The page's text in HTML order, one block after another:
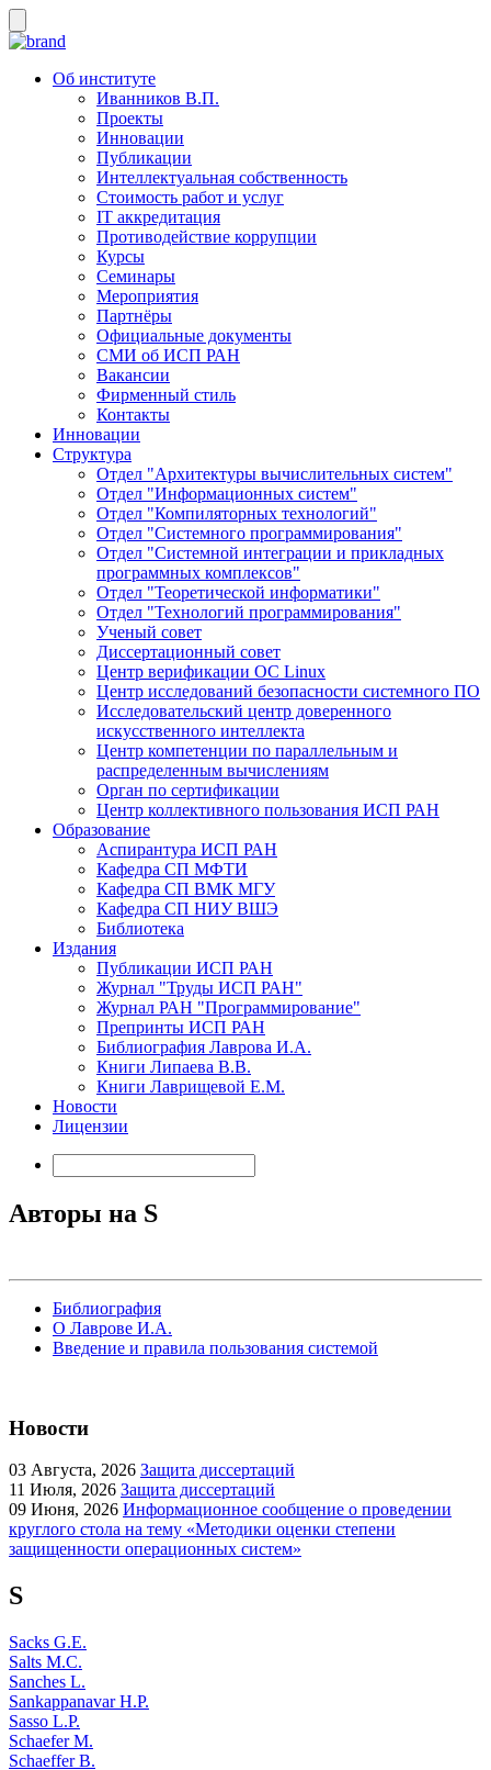
Об институте
Иванников В.П.
Проекты
Инновации
Публикации
Интеллектуальная собственность
Стоимость работ и услуг
IT аккредитация
Противодействие коррупции
Курсы
Семинары
Мероприятия
Партнёры
Официальные документы
СМИ об ИСП РАН
Вакансии
Фирменный стиль
Контакты
Инновации
Структура
Отдел "Архитектуры вычислительных систем"
Отдел "Информационных систем"
Отдел "Компиляторных технологий"
Отдел "Системного программирования"
Отдел "Системной интеграции и прикладных
программных комплексов"
Отдел "Теоретической информатики"
Отдел "Технологий программирования"
Ученый совет
Диссертационный совет
Центр верификации ОС Linux
Центр исследований безопасности системного ПО
Исследовательский центр доверенного
искусственного интеллекта
Центр компетенции по параллельным и
распределенным вычислениям
Орган по сертификации
Центр коллективного пользования ИСП РАН
Образование
Аспирантура ИСП РАН
Кафедра СП МФТИ
Кафедра СП ВМК МГУ
Кафедра СП НИУ ВШЭ
Библиотека
Издания
Публикации ИСП РАН
Журнал "Труды ИСП РАН"
Журнал РАН "Программирование"
Препринты ИСП РАН
Библиография Лаврова И.А.
Книги Липаева В.В.
Книги Лаврищевой Е.М.
Новости
Лицензии
Авторы на S
Библиография
О Лаврове И.А.
Введение и правила пользования системой
Новости
03 Августа, 2026 Защита диссертаций
11 Июля, 2026 Защита диссертаций
09 Июня, 2026 Информационное сообщение о проведении
круглого стола на тему «Методики оценки степени
защищенности операционных систем»
S
Sacks G.E.
Salts M.C.
Sanches L.
Sankappanavar H.P.
Sasso L.P.
Schaefer M.
Schaeffer B.